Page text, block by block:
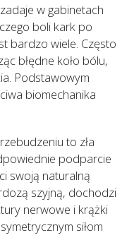
w gabinetach
boli kark po
bardzo wiele. Często
błędne koło bólu,
Podstawowym
biomechanika
to zła
podparcie
swoją naturalną
szyjną, dochodzi
nerwowe i krążki
siłom